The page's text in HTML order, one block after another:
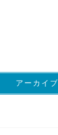
アーカイブ